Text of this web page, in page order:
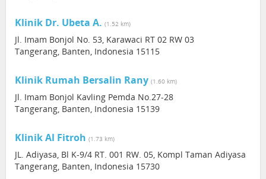
Klinik Dr. Ubeta A. (1.52 km)
Jl. Imam Bonjol No. 53, Karawaci RT 02 RW 03
Tangerang, Banten, Indonesia 15115
Klinik Rumah Bersalin Rany (1.60 km)
Jl. Imam Bonjol Kavling Pemda No.27-28
Tangerang, Banten, Indonesia 15139
Klinik Al Fitroh (1.73 km)
JL. Adiyasa, Bl K-9/4 RT. 001 RW. 05, Kompl Taman Adiyasa
Tangerang, Banten, Indonesia 15730